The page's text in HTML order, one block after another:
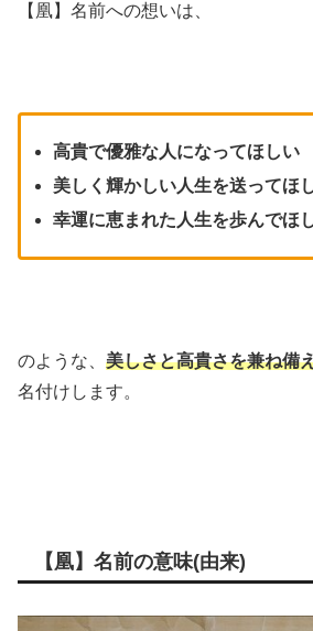
【凰】名前への想いは、
高貴で優雅な人になってほしい
美しく輝かしい人生を送ってほ
幸運に恵まれた人生を歩んでほ
のような、 美しさと高貴さを兼ね備
名付けします。
【凰】名前の意味(由来)